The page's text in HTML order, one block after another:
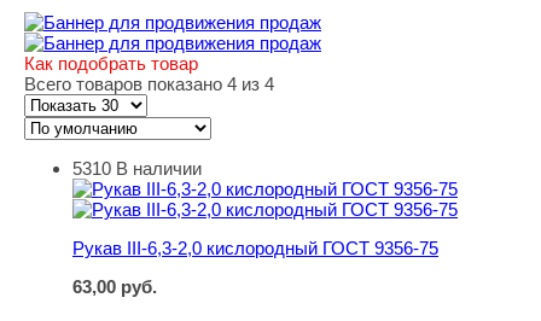
Как подобрать товар
Всего товаров показано 4 из 4
Рукав III-6,3-2,0 кислородный ГОСТ 9356-75
5310 В наличии
Рукав III-6,3-2,0 кислородный ГОСТ 9356-75
63,00 руб.